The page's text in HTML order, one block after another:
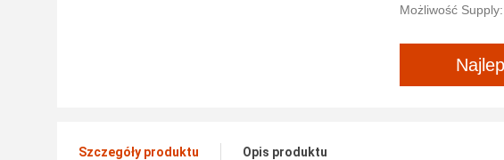
Możliwość
Szczegóły produktu Opis produktu